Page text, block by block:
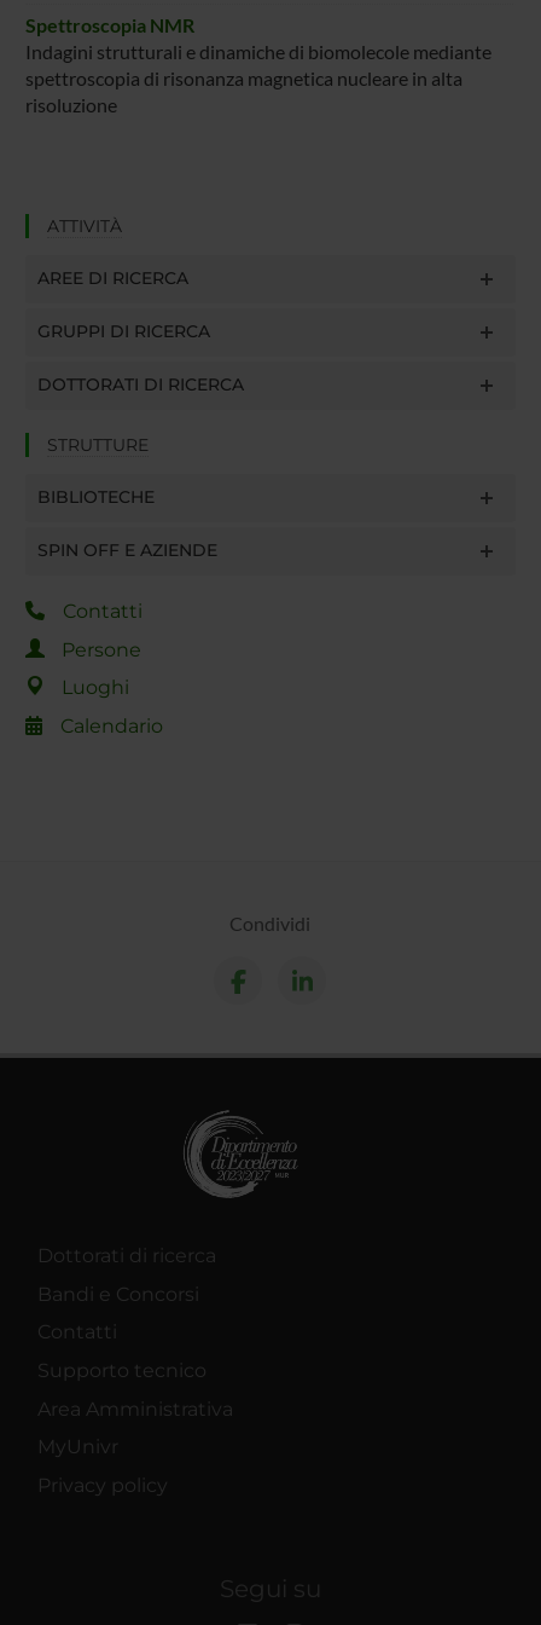
Spettroscopia NMR
Indagini strutturali e dinamiche di biomolecole mediante
spettroscopia di risonanza magnetica nucleare in alta
risoluzione
ATTIVITÀ
AREE DI RICERCA
GRUPPI DI RICERCA
DOTTORATI DI RICERCA
STRUTTURE
BIBLIOTECHE
SPIN OFF E AZIENDE
Contatti
Persone
Luoghi
Calendario
Condividi
Dottorati di ricerca
Bandi e Concorsi
Contatti
Supporto tecnico
Area Amministrativa
MyUnivr
Privacy policy
Segui su